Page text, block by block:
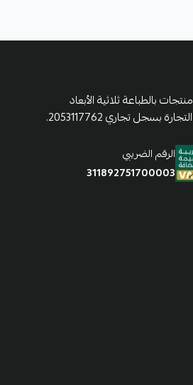
بالطباعة ثلاثية الأبعاد
تجاري 2053117762.
الرقم الضريبي
311892751700003